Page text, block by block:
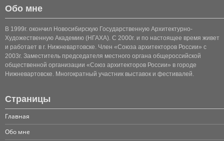
КОТТЕДЖ 5
КОТТЕДЖ 6
КОТТЕДЖ (КЛАССИКА 1)
КОТТЕДЖ (КЛАССИКА 2)
КОТТЕДЖ (КЛАССИКА 3)
КОТТЕДЖ 8
Обо мне
В 1999г. окончил Новосибирскую Государственную Архитектурно-
Художественную Академию (НГАХА). С 2000г. и по настоящее время живет
и работает в г. Нижневартовске. Член «Союза архитекторов России» с
2003г. Заместитель председателя местного органа общероссийской
общественной организации «Союз архитекторов России» в городе
Нижневартовске. Многократный участник выставок и фестивалей.
Страницы
Главная
Обо мне